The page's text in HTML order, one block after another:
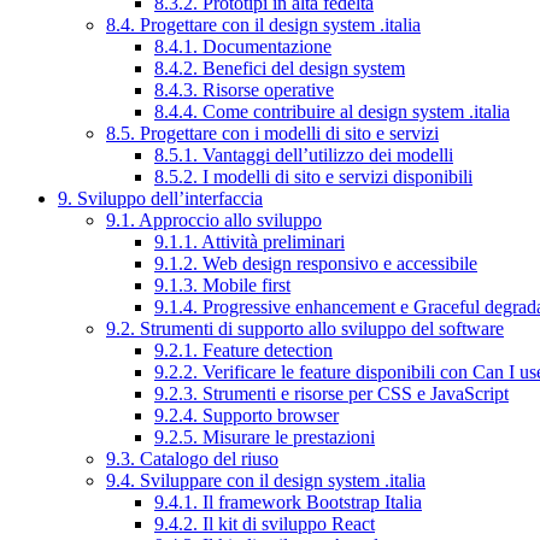
8.4. Progettare con il design system .italia
8.4.1. Documentazione
8.4.2. Benefici del design system
8.4.3. Risorse operative
8.4.4. Come contribuire al design system .italia
8.5. Progettare con i modelli di sito e servizi
8.5.1. Vantaggi dell’utilizzo dei modelli
8.5.2. I modelli di sito e servizi disponibili
9. Sviluppo dell’interfaccia
9.1. Approccio allo sviluppo
9.1.1. Attività preliminari
9.1.2. Web design responsivo e accessibile
9.1.3. Mobile first
9.1.4. Progressive enhancement e Graceful
9.2. Strumenti di supporto allo sviluppo del software
9.2.1. Feature detection
9.2.2. Verificare le feature disponibili con Can I
9.2.3. Strumenti e risorse per CSS e JavaScript
9.2.4. Supporto browser
9.2.5. Misurare le prestazioni
9.3. Catalogo del riuso
9.4. Sviluppare con il design system .italia
9.4.1. Il framework Bootstrap Italia
9.4.2. Il kit di sviluppo React